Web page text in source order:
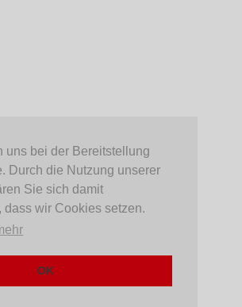
uns bei der Bereitstellung
Durch die Nutzung unserer
Sie sich damit
dass wir Cookies setzen.
OK